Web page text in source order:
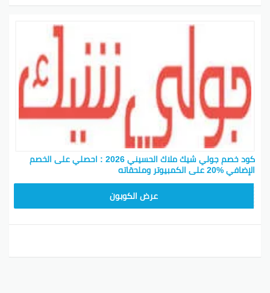
كود خصم جولي شيك ملاك الحسيني 2026 : احصلي على الخصم
الإضافي %20 على الكمبيوتر وملحقاته
عرض الكوبون